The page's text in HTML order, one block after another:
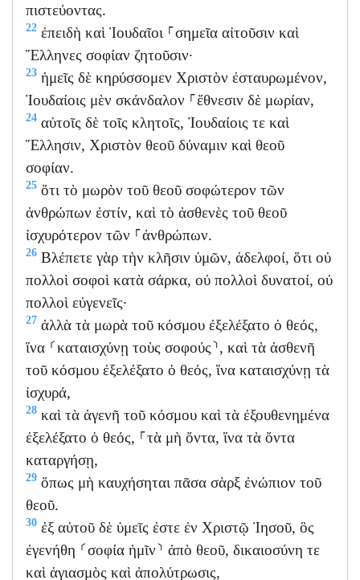
πιστεύοντας.
22 ἐπειδὴ καὶ Ἰουδαῖοι ⸀σημεῖα αἰτοῦσιν καὶ
Ἕλληνες σοφίαν ζητοῦσιν·
23 ἡμεῖς δὲ κηρύσσομεν Χριστὸν ἐσταυρωμένον,
Ἰουδαίοις μὲν σκάνδαλον ⸀ἔθνεσιν δὲ μωρίαν,
24 αὐτοῖς δὲ τοῖς κλητοῖς, Ἰουδαίοις τε καὶ
Ἕλλησιν, Χριστὸν θεοῦ δύναμιν καὶ θεοῦ
σοφίαν.
25 ὅτι τὸ μωρὸν τοῦ θεοῦ σοφώτερον τῶν
ἀνθρώπων ἐστίν, καὶ τὸ ἀσθενὲς τοῦ θεοῦ
ἰσχυρότερον τῶν ⸀ἀνθρώπων.
26 Βλέπετε γὰρ τὴν κλῆσιν ὑμῶν, ἀδελφοί, ὅτι οὐ
πολλοὶ σοφοὶ κατὰ σάρκα, οὐ πολλοὶ δυνατοί, οὐ
πολλοὶ εὐγενεῖς·
27 ἀλλὰ τὰ μωρὰ τοῦ κόσμου ἐξελέξατο ὁ θεός,
ἵνα ⸂καταισχύνῃ τοὺς σοφούς⸃, καὶ τὰ ἀσθενῆ
τοῦ κόσμου ἐξελέξατο ὁ θεός, ἵνα καταισχύνῃ τὰ
ἰσχυρά,
28 καὶ τὰ ἀγενῆ τοῦ κόσμου καὶ τὰ ἐξουθενημένα
ἐξελέξατο ὁ θεός, ⸀τὰ μὴ ὄντα, ἵνα τὰ ὄντα
καταργήσῃ,
29 ὅπως μὴ καυχήσηται πᾶσα σὰρξ ἐνώπιον τοῦ
θεοῦ.
30 ἐξ αὐτοῦ δὲ ὑμεῖς ἐστε ἐν Χριστῷ Ἰησοῦ, ὃς
ἐγενήθη ⸂σοφία ἡμῖν⸃ ἀπὸ θεοῦ, δικαιοσύνη τε
καὶ ἁγιασμὸς καὶ ἀπολύτρωσις,